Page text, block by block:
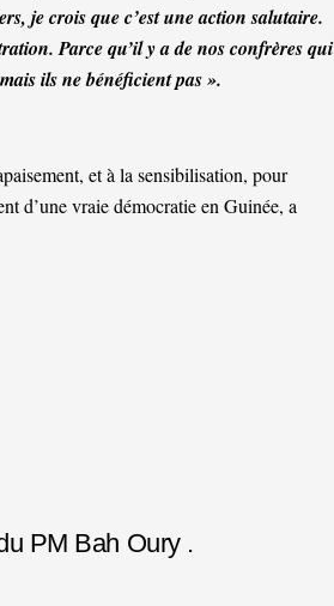
je crois que c’est une action salutaire.
Parce qu’il y a de nos confrères qui
ils ne bénéficient pas ».
et à la sensibilisation, pour
d’une vraie démocratie en Guinée, a
PM Bah Oury .